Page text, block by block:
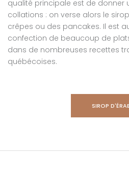
qualité principale est de donner
collations : on verse alors le
crêpes ou des pancakes. Il est
confection de beaucoup de
dans de nombreuses recettes
québécoises.
SIROP